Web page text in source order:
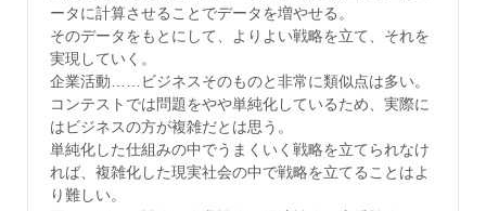
ータに計算させることでデータを増やせる。
そのデータをもとにして、よりよい戦略を立て、それを
実現していく。
企業活動……ビジネスそのものと非常に類似点は多い。
コンテストでは問題をやや単純化しているため、実際に
はビジネスの方が複雑だとは思う。
単純化した仕組みの中でうまくいく戦略を立てられなけ
れば、複雑化した現実社会の中で戦略を立てることはよ
り難しい。